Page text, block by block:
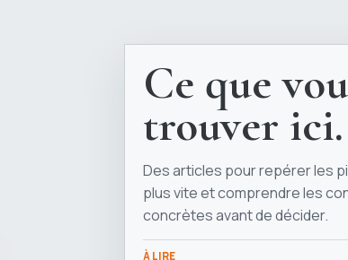
Ce que
trouver ici.
Des articles pour repérer les
plus vite et comprendre les
concrètes avant de décider.
À LIRE